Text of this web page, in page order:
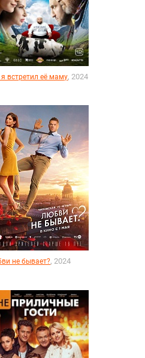
я встретил её маму, 2024
не бывает?, 2024